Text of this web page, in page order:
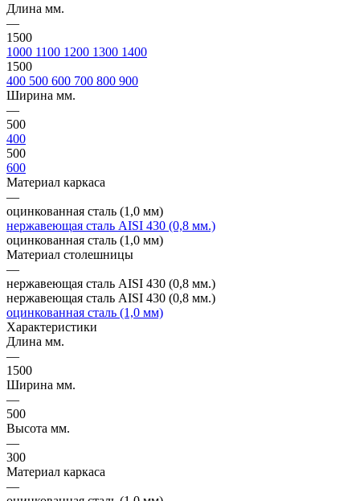
Длина мм.
—
1500
1000 1100 1200 1300 1400
1500
400 500 600 700 800 900
Ширина мм.
—
500
400
500
600
Материал каркаса
—
оцинкованная сталь (1,0 мм)
нержавеющая сталь AISI 430 (0,8 мм.)
оцинкованная сталь (1,0 мм)
Материал столешницы
—
нержавеющая сталь AISI 430 (0,8 мм.)
нержавеющая сталь AISI 430 (0,8 мм.)
оцинкованная сталь (1,0 мм)
Характеристики
Длина мм.
—
1500
Ширина мм.
—
500
Высота мм.
—
300
Материал каркаса
—